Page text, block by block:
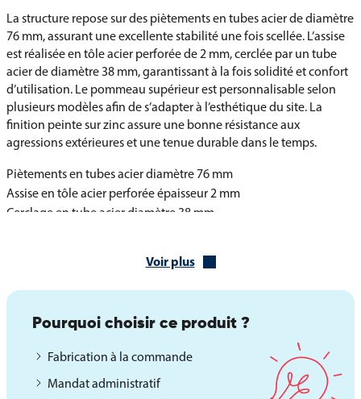
La structure repose sur des piètements en tubes acier de diamètre
76 mm, assurant une excellente stabilité une fois scellée. L’assise
est réalisée en tôle acier perforée de 2 mm, cerclée par un tube
acier de diamètre 38 mm, garantissant à la fois solidité et confort
d’utilisation. Le pommeau supérieur est personnalisable selon
plusieurs modèles afin de s’adapter à l’esthétique du site. La
finition peinte sur zinc assure une bonne résistance aux
agressions extérieures et une tenue durable dans le temps.
Piètements en tubes acier diamètre 76 mm
Assise en tôle acier perforée épaisseur 2 mm
Cerclage en tube acier diamètre 38 mm
Pose par scellement direct
Estoril
Longueur d’assise : 900 mm
Largeur d’assise : 345 mm
Voir plus
Pourquoi choisir ce produit ?
Fabrication à la commande
Mandat administratif